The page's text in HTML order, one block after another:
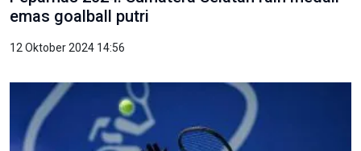
emas goalball putri
12 Oktober 2024 14:56